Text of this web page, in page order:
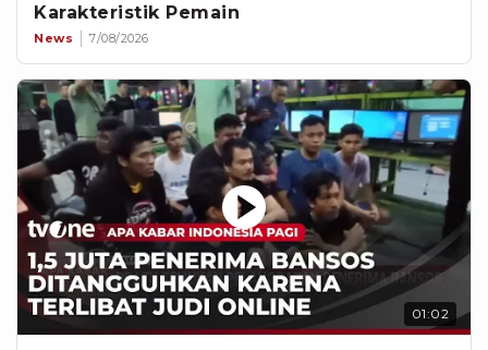
Karakteristik Pemain
News 7/08/2026
01:02